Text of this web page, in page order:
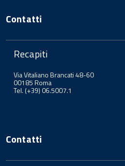
Contatti
Recapiti
Via Vitaliano Brancati 48-60
00185 Roma
Tel. (+39) 06.5007.1
Contatti